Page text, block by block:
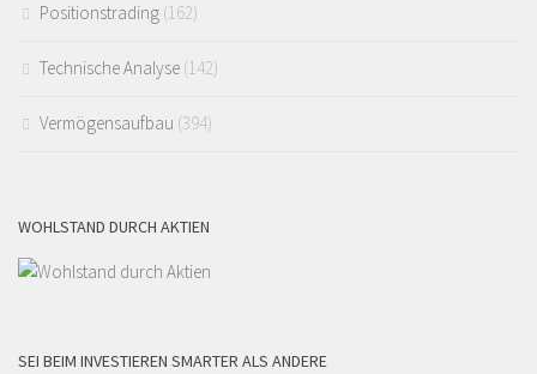
Positionstrading (162)
Technische Analyse (142)
Vermögensaufbau (394)
WOHLSTAND DURCH AKTIEN
SEI BEIM INVESTIEREN SMARTER ALS ANDERE